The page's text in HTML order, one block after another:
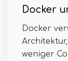
Docker
Docker
weniger